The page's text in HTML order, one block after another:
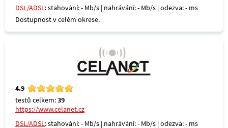
DSL/ADSL: stahování: - Mb/s | nahrávání: - Mb/s | odezva: - ms
Dostupnost v celém okrese.
4.9
testů celkem:39
https://www.celanet.cz
DSL/ADSL: stahování: - Mb/s | nahrávání: - Mb/s | odezva: - ms